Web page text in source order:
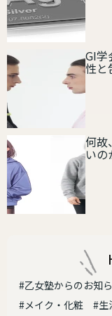
GI学
性と
何故
いの
#乙女塾からのお知
#メイク・化粧
#生